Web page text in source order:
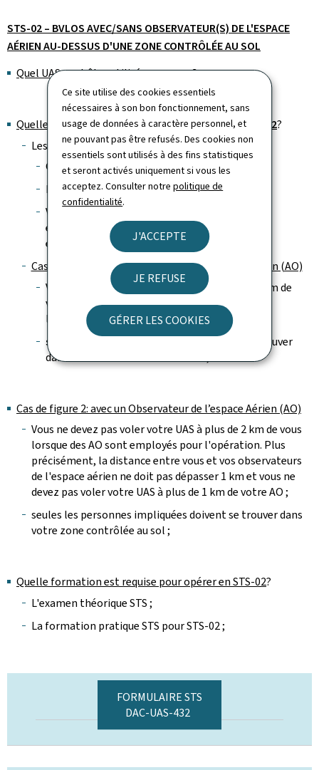
Ce site utilise des cookies essentiels
nécessaires à son bon fonctionnement, sans
usage de données à caractère personnel, et
ne pouvant pas être refusés. Des cookies non
essentiels sont utilisés à des fins statistiques
et seront activés uniquement si vous les
acceptez. Consulter notrepolitique de
confidentialité.
J'ACCEPTE
JE REFUSE
GÉRER LES COOKIES
STS-02 – BVLOS AVEC/SANS OBSERVATEUR(S) DE L'ESPACE
AÉRIEN AU-DESSUS D'UNE ZONE CONTRÔLÉE AU SOL
Quel UAS peut être utilisé enSTS-02?
Quelles sont les exigences opérationnelles enSTS-02?
Les exigences opérationnelles enSTS-02sont:
Opération en BVLOS ;
Hauteur maximale de vol de 120m ;
Vol au-dessus d’une zone contrôlée au sol
exclusivement (qui pourrait se trouver dans un
environnement partiellement peuplé) ;
Cas de figure 1: sans Observateur de l’espace Aérien (AO)
Vous ne devez pas voler votre UAS à plus de 1 km de
vous lorsqu'aucun AO n'est employé pour
l'opération. (BVLOS 1km) ;
seules les personnes impliquéesdoivent se trouver
dans votre zone contrôlée au sol ;
Cas de figure 2: avec un Observateur de l’espace Aérien (AO)
Vous ne devez pas voler votre UAS à plus de 2 km de vous
lorsque des AO sont employés pour l'opération. Plus
précisément, la distance entre vous et vos observateurs
de l'espace aérien ne doit pas dépasser 1 km et vous ne
devez pas voler votre UAS à plus de 1 km de votre AO ;
seules les personnes impliquées doivent se trouver dans
votre zone contrôlée au sol ;
Quelle formation est requise pour opérer en STS-02?
L'examen théorique STS ;
La formation pratique STS pour STS-02 ;
FORMULAIRE STS
DAC-UAS-432